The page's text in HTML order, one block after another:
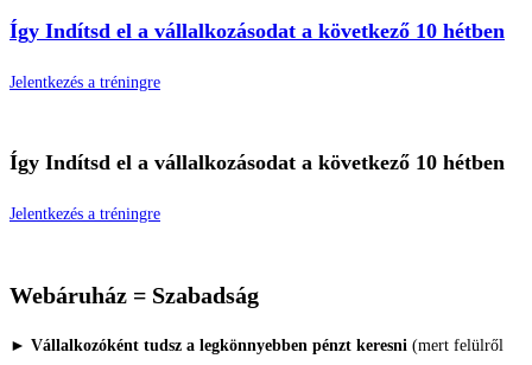
Így Indítsd el a vállalkozásodat a következő 10 hétben
Jelentkezés a tréningre
Így Indítsd el a vállalkozásodat a következő 10 hétben
Jelentkezés a tréningre
Webáruház = Szabadság
► Vállalkozóként tudsz a legkönnyebben pénzt keresni (mert felülről